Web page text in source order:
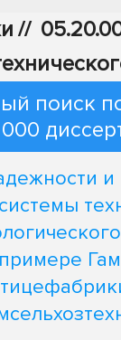
//
поиск
и